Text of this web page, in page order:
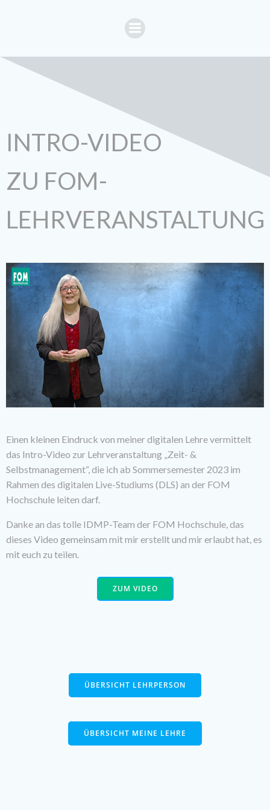
Inhalt
springen
INTRO-VIDEO
ZU FOM-
LEHRVERANSTALTUNG
Einen kleinen Eindruck von meiner digitalen Lehre vermittelt
das Intro-Video zur Lehrveranstaltung „Zeit- &
Selbstmanagement“, die ich ab Sommersemester 2023 im
Rahmen des digitalen Live-Studiums (DLS) an der FOM
Hochschule leiten darf.
Danke an das tolle IDMP-Team der FOM Hochschule, das
dieses Video gemeinsam mit mir erstellt und mir erlaubt hat, es
mit euch zu teilen.
ZUM VIDEO
ÜBERSICHT LEHRPERSON
ÜBERSICHT MEINE LEHRE